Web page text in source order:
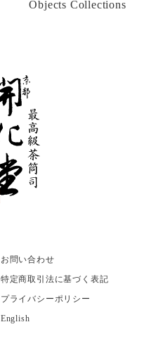
Objects Collections
お問い合わせ
特定商取引法に基づく表記
プライバシーポリシー
English